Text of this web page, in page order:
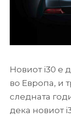
Новиот i30 е
во Европа, и
следната
дека новиот